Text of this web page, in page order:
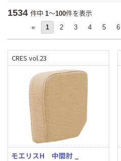
1534 件中 1～100件を表示
« 1 2 3 4 5 6
CRES vol.23
モエリスH 中間肘 _